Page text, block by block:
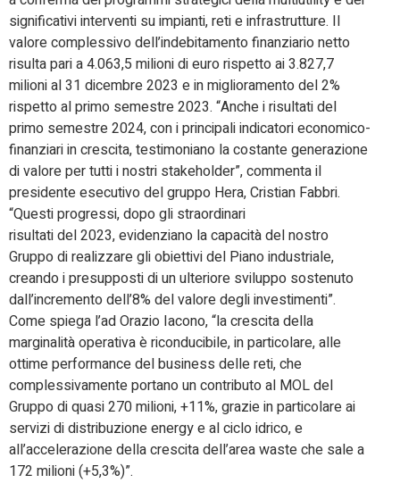
significativi interventi su impianti, reti e infrastrutture. Il
valore complessivo dell’indebitamento finanziario netto
risulta pari a 4.063,5 milioni di euro rispetto ai 3.827,7
milioni al 31 dicembre 2023 e in miglioramento del 2%
rispetto al primo semestre 2023. “Anche i risultati del
primo semestre 2024, con i principali indicatori economico-
finanziari in crescita, testimoniano la costante generazione
di valore per tutti i nostri stakeholder”, commenta il
presidente esecutivo del gruppo Hera, Cristian Fabbri.
“Questi progressi, dopo gli straordinari
risultati del 2023, evidenziano la capacità del nostro
Gruppo di realizzare gli obiettivi del Piano industriale,
creando i presupposti di un ulteriore sviluppo sostenuto
dall’incremento dell’8% del valore degli investimenti”.
Come spiega l’ad Orazio Iacono, “la crescita della
marginalità operativa è riconducibile, in particolare, alle
ottime performance del business delle reti, che
complessivamente portano un contributo al MOL del
Gruppo di quasi 270 milioni, +11%, grazie in particolare ai
servizi di distribuzione energy e al ciclo idrico, e
all’accelerazione della crescita dell’area waste che sale a
172 milioni (+5,3%)”.